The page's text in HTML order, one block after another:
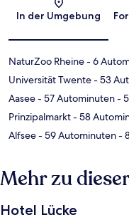
In der Umgebung
NaturZoo Rheine- 6
Universität Twente- 53
Aasee- 57 Autominuten-
Prinzipalmarkt- 58
Alfsee- 59 Autominuten-
Mehr zu
Hotel Lücke